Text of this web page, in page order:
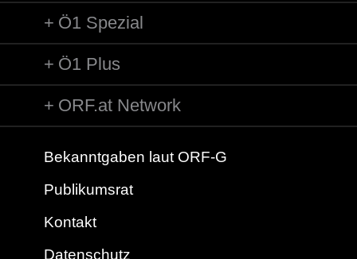
Ö1 Spezial
Ö1 Plus
ORF.at Network
Bekanntgaben laut ORF-G
Publikumsrat
Kontakt
Datenschutz